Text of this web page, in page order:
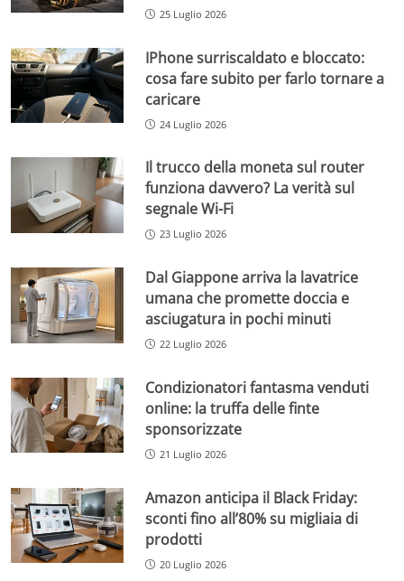
25 Luglio 2026
IPhone surriscaldato e bloccato:
cosa fare subito per farlo tornare a
caricare
24 Luglio 2026
Il trucco della moneta sul router
funziona davvero? La verità sul
segnale Wi-Fi
23 Luglio 2026
Dal Giappone arriva la lavatrice
umana che promette doccia e
asciugatura in pochi minuti
22 Luglio 2026
Condizionatori fantasma venduti
online: la truffa delle finte
sponsorizzate
21 Luglio 2026
Amazon anticipa il Black Friday:
sconti fino all’80% su migliaia di
prodotti
20 Luglio 2026